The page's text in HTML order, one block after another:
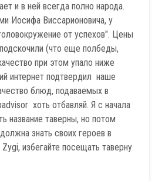
и в ней всегда полно народа.
Иосифа Виссарионовича, у
от успехов". Цены
(что еще полбеды,
при этом упало ниже
интернет подтвердил наше
блюд, подаваемых в
хоть отбавляй. Я с начала
название таверны, но потом
знать своих героев в
избегайте посещать таверну